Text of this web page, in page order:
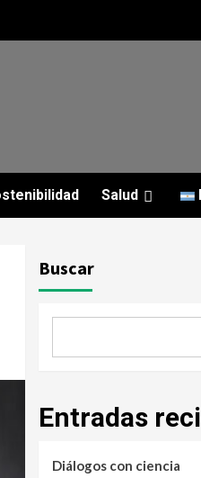
Salud
Buscar
Entradas
Diálogos con ciencia